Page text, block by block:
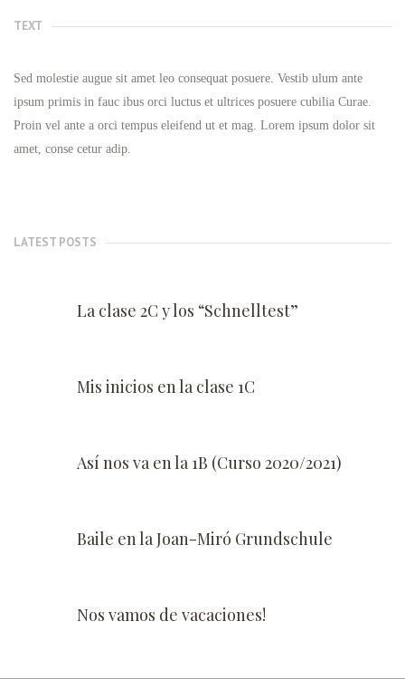
TEXT
Sed molestie augue sit amet leo consequat posuere. Vestib ulum ante
ipsum primis in fauc ibus orci luctus et ultrices posuere cubilia Curae.
Proin vel ante a orci tempus eleifend ut et mag. Lorem ipsum dolor sit
amet, conse cetur adip.
LATEST POSTS
La clase 2C y los “Schnelltest”
Mis inicios en la clase 1C
Así nos va en la 1B (Curso 2020/2021)
Baile en la Joan-Miró Grundschule
Nos vamos de vacaciones!